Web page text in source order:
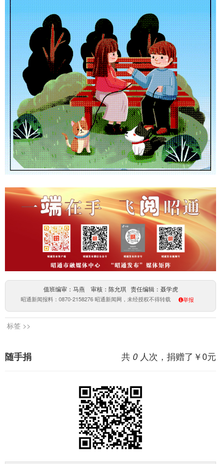
值班编审：马燕 审核：陈允琪 责任编辑：聂学虎
昭通新闻报料：0870-2158276 昭通新闻网，未经授权不得转载 举报
标签 >>
共 0 人次，捐赠了￥0元
随手捐